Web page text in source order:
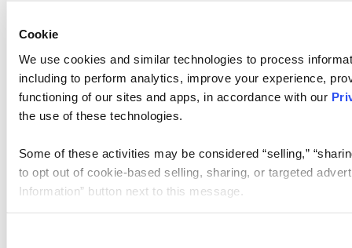
Cookie
We use cookies and similar technologies to process
including to perform analytics, improve your experience,
functioning of our sites and apps, in accordance with our
the use of these technologies.
Some of these activities may be considered “selling,”
to opt out of cookie-based selling, sharing, or targeted
Information” button next to this message.